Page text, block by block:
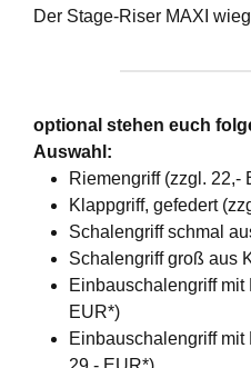
Der Stage-Riser MAXI
optional stehen euch
Auswahl:
Riemengriff (zzgl. 22,-
Klappgriff, gefedert
Schalengriff schmal
Schalengriff groß aus
Einbauschalengriff
EUR*)
Einbauschalengriff